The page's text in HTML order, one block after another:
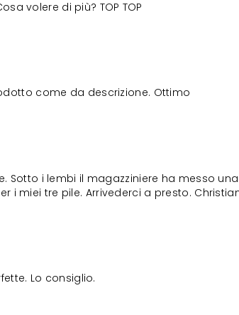
volere di più? TOP TOP
come da descrizione. Ottimo
Sotto i lembi il magazziniere ha messo
miei tre pile. Arrivederci a presto.
Lo consiglio.